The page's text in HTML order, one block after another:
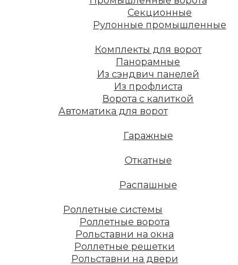
Секционные
Рулонные промышленные
Комплекты для ворот
Панорамные
Из сэндвич панелей
Из профлиста
Ворота с калиткой
Автоматика для ворот
Гаражные
Откатные
Распашные
Роллетные системы
Роллетные ворота
Рольставни на окна
Роллетные решетки
Рольставни на двери